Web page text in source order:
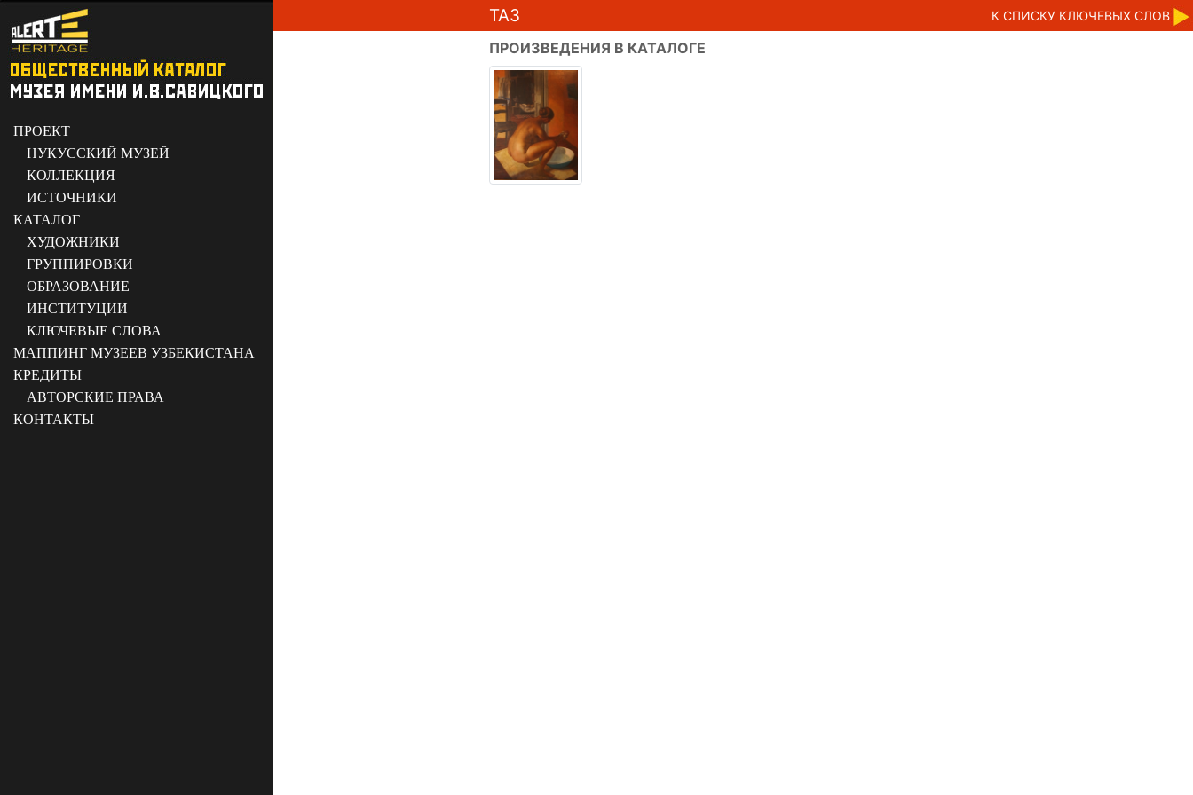
ПРОЕКТ
НУКУССКИЙ МУЗЕЙ
КОЛЛЕКЦИЯ
ИСТОЧНИКИ
КАТАЛОГ
ХУДОЖНИКИ
ГРУППИРОВКИ
ОБРАЗОВАНИЕ
ИНСТИТУЦИИ
КЛЮЧЕВЫЕ СЛОВА
МАППИНГ МУЗЕЕВ УЗБЕКИСТАНА
КРЕДИТЫ
АВТОРСКИЕ ПРАВА
КОНТАКТЫ
ТАЗ К CПИСКУ КЛЮЧЕВЫХ СЛОВ
ПРОИЗВЕДЕНИЯ В КАТАЛОГЕ